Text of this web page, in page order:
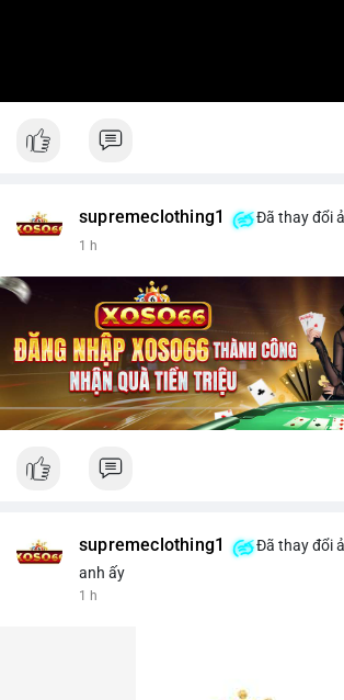
supremeclothing1 Đã thay đổi
1 h
supremeclothing1
Đã thay đổi
anh ấy
1 h